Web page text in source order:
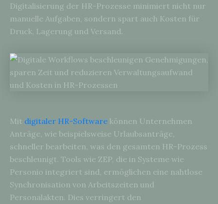
Digitalisierung der HR-Prozesse minimiert nicht nur
manuelle Aufgaben, sondern spart auch Kosten für
Druck, Lagerung und Versand.
Mit digitaler HR-Software können Unternehmen
Anträge, wie beispielsweise Urlaubsanträge,
schneller bearbeiten, was den gesamten HR-Prozess
beschleunigt. Tools wie ZEP, die in Systeme wie
Personio integriert sind, ermöglichen eine nahtlose
Synchronisation von Arbeitszeiten und
Personalakten. Dies verringert den